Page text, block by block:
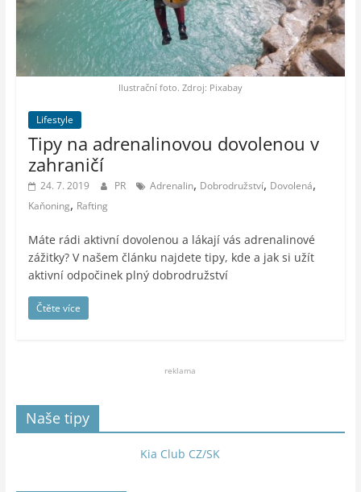
Ilustrační foto. Zdroj: Pixabay
Lifestyle
Tipy na adrenalinovou dovolenou v
zahraničí
24. 7. 2019 PR Adrenalin, Dobrodružství, Dovolená,
Kaňoning, Rafting
Máte rádi aktivní dovolenou a lákají vás adrenalinové
zážitky? V našem článku najdete tipy, kde a jak si užít
aktivní odpočinek plný dobrodružství
Čtěte více
reklama
Naše tipy
Kia Club CZ/SK